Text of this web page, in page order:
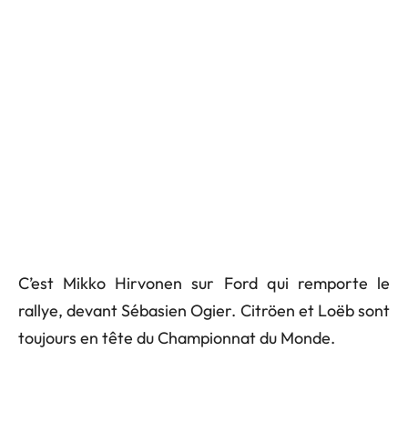
C’est Mikko Hirvonen sur Ford qui remporte le
rallye, devant Sébasien Ogier. Citröen et Loëb sont
toujours en tête du Championnat du Monde.